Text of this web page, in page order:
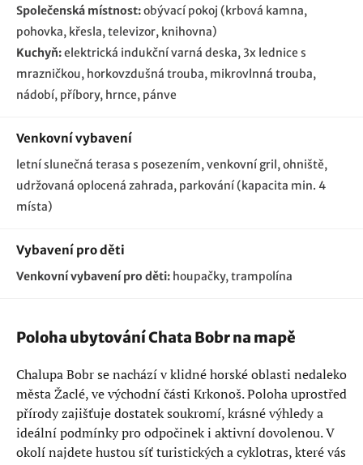
Společenská místnost:obývací pokoj (krbová kamna,
pohovka, křesla, televizor, knihovna)
Kuchyň:elektrická indukční varná deska, 3x lednice s
mrazničkou, horkovzdušná trouba, mikrovlnná trouba,
nádobí, příbory, hrnce, pánve
Vybavení pro děti
Venkovní vybavení pro děti: houpačky trampolína
Venkovní vybavení
letní slunečná terasa s posezením, venkovní gril, ohniště,
udržovaná oplocená zahrada parkování (kapacita min. 4
místa)
Poloha ubytování Chata Bobr na mapě
Chalupa Bobr se nachází v klidné horské oblasti nedaleko
města Žaclé, ve východní části Krkonoš. Poloha uprostřed
přírody zajišťuje dostatek soukromí, krásné výhledy a
ideální podmínky pro odpočinek i aktivní dovolenou. V
okolí najdete hustou síť turistických a cyklotras, které vás